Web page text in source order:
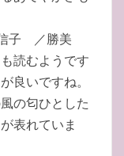
子 ／勝美
読むようです
良いですね。
の匂ひとした
表れていま